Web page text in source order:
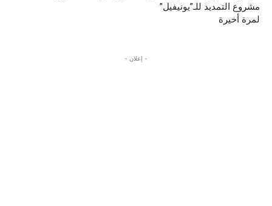
مشروع التمديد للـ”يونيفيل”
لمرة أخيرة
- إعلان -